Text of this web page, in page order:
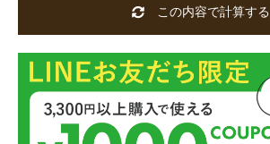
この内容で計算する